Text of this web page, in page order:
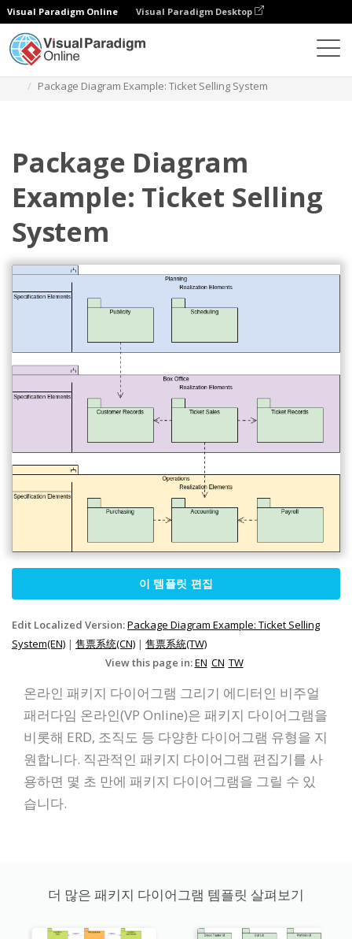
Visual Paradigm Online Visual Paradigm Desktop
Package Diagram Example: Ticket Selling System
Package Diagram
Example: Ticket Selling
System
이 템플릿 편집
Edit Localized Version:Package Diagram Example: Ticket Selling
System(EN) | 售票系统(CN) | 售票系統(TW)
View this page in:EN CN TW
온라인 패키지 다이어그램 그리기 에디터인 비주얼
패러다임 온라인(VP Online)은 패키지 다이어그램을
비롯해 ERD, 조직도 등 다양한 다이어그램 유형을 지
원합니다. 직관적인 패키지 다이어그램 편집기를 사
용하면 몇 초 만에 패키지 다이어그램을 그릴 수 있
습니다.
더 많은 패키지 다이어그램 템플릿 살펴보기